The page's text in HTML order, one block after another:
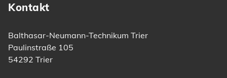
Kontakt
Balthasar-Neumann-Technikum Trier
Paulinstraße 105
54292 Trier